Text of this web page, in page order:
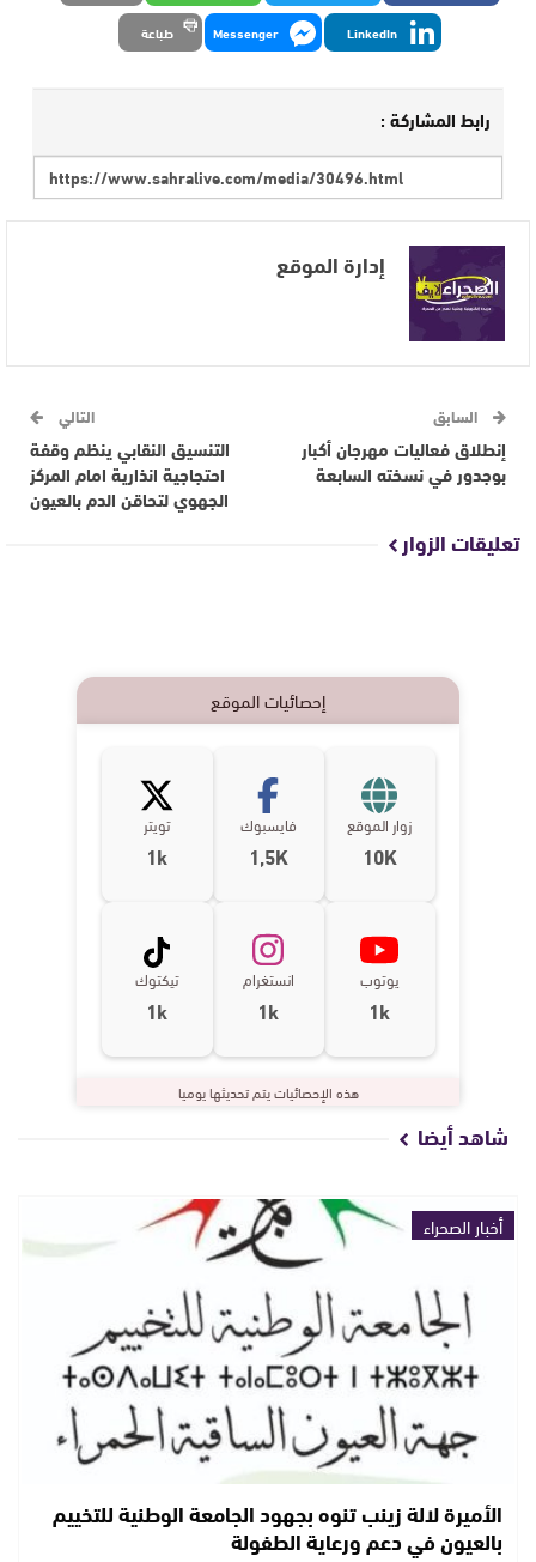
LinkedIn
Messenger طباعة
رابط المشاركة :
إدارة الموقع
السابق
إنطلاق فعاليات مهرجان أكبار
بوجدور في نسخته السابعة
التالي
التنسيق النقابي ينظم وقفة
احتجاجية انذارية امام المركز
الجهوي لتحاقن الدم بالعيون
تعليقات الزوار
إحصائيات الموقع
زوار الموقع
10K
فايسبوك
1,5K
تويتر
1k
يوتوب
1k
انستغرام
1k
تيكتوك
1k
هذه الإحصائيات يتم تحديثها يوميا
شاهد أيضا
أخبار الصحراء
الأميرة لالة زينب تنوه بجهود الجامعة الوطنية للتخييم
بالعيون في دعم ورعاية الطفولة